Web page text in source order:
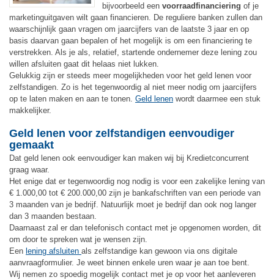
bijvoorbeeld een voorraadfinanciering of je
marketinguitgaven wilt gaan financieren. De reguliere banken zullen dan
waarschijnlijk gaan vragen om jaarcijfers van de laatste 3 jaar en op
basis daarvan gaan bepalen of het mogelijk is om een financiering te
verstrekken. Als je als, relatief, startende ondernemer deze lening zou
willen afsluiten gaat dit helaas niet lukken.
Gelukkig zijn er steeds meer mogelijkheden voor het geld lenen voor
zelfstandigen. Zo is het tegenwoordig al niet meer nodig om jaarcijfers
op te laten maken en aan te tonen. Geld lenen wordt daarmee een stuk
makkelijker.
Geld lenen voor zelfstandigen eenvoudiger
gemaakt
Dat geld lenen ook eenvoudiger kan maken wij bij Kredietconcurrent
graag waar.
Het enige dat er tegenwoordig nog nodig is voor een zakelijke lening van
€ 1.000,00 tot € 200.000,00 zijn je bankafschriften van een periode van
3 maanden van je bedrijf. Natuurlijk moet je bedrijf dan ook nog langer
dan 3 maanden bestaan.
Daarnaast zal er dan telefonisch contact met je opgenomen worden, dit
om door te spreken wat je wensen zijn.
Een lening afsluiten als zelfstandige kan gewoon via ons digitale
aanvraagformulier. Je weet binnen enkele uren waar je aan toe bent.
Wij nemen zo spoedig mogelijk contact met je op voor het aanleveren